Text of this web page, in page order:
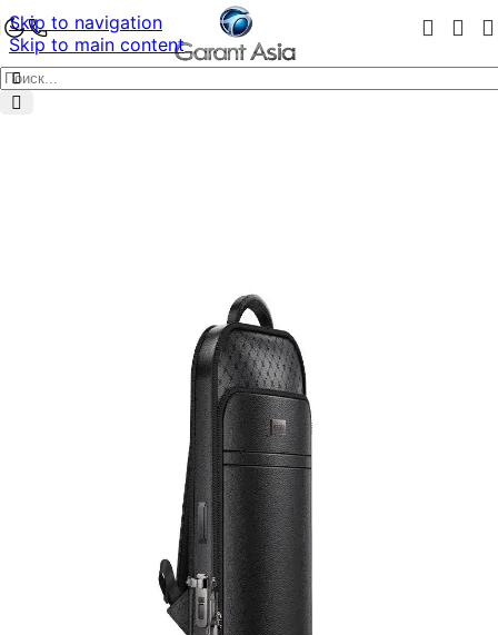
Skip to navigation
Skip to main content